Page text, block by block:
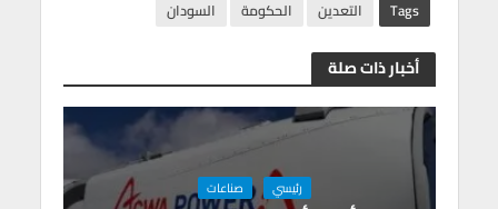
e
b
o
tt
er
ail
at
A
p
p
ke
n
gr
m
Tags التعدين الحكومة السودان
أخبار ذات صلة
رئيسي صناعات